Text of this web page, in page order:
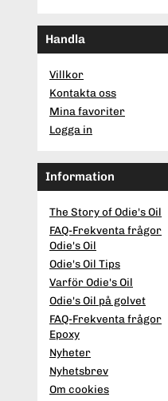
Handla
Villkor
Kontakta oss
Mina favoriter
Logga in
Information
The Story of Odie's Oil
FAQ-Frekventa frågor
Odie's Oil
Odie's Oil Tips
Varför Odie's Oil
Odie's Oil på golvet
FAQ-Frekventa frågor
Epoxy
Nyheter
Nyhetsbrev
Om cookies